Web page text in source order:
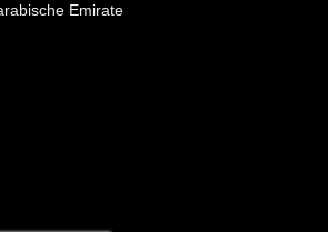
Emirate